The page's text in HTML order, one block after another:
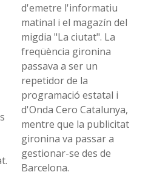
d'emetre l'informatiu
matinal i el magazín del
migdia "La ciutat". La
freqüència gironina
passava a ser un
repetidor de la
programació estatal i
d'Onda Cero Catalunya,
mentre que la publicitat
gironina va passar a
gestionar-se des de
Barcelona.